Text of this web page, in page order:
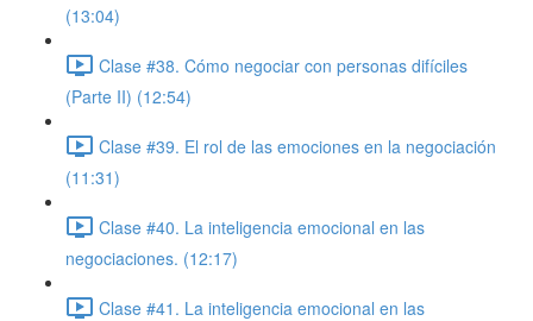
(13:04)
Clase #38. Cómo negociar con personas difíciles
(Parte II) (12:54)
Clase #39. El rol de las emociones en la negociación
(11:31)
Clase #40. La inteligencia emocional en las
negociaciones. (12:17)
Clase #41. La inteligencia emocional en las